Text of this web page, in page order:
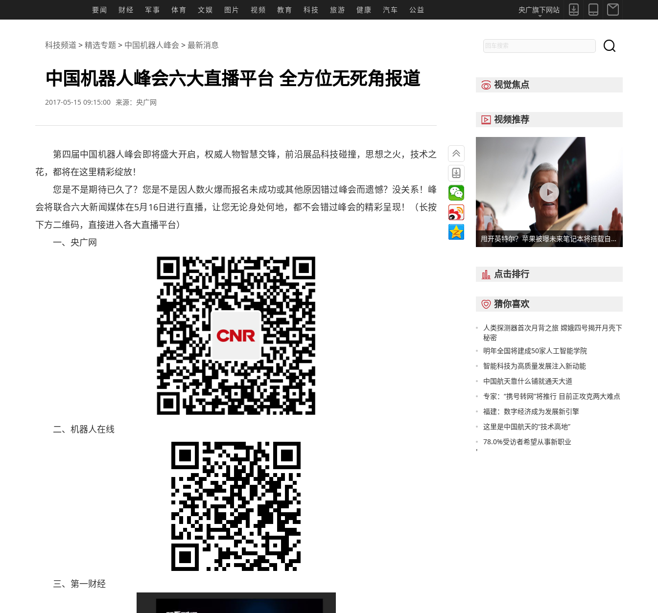
要闻 财经 军事 体育 文娱 图片 视频 教育 科技 旅游 健康 汽车 公益 


央广旗下网站
科技频道>精选专题> 中国机器人峰会 >最新消息
中国机器人峰会六大直播平台 全方位无死角报道
2017-05-15 09:15:00 来源：央广网
第四届中国机器人峰会即将盛大开启，权威人物智慧交锋，前沿展品科技碰撞，思想之火，技术之
花，都将在这里精彩绽放！
您是不是期待已久了？您是不是因人数火爆而报名未成功或其他原因错过峰会而遗憾？没关系！峰
会将联合六大新闻媒体在5月16日进行直播，让您无论身处何地，都不会错过峰会的精彩呈现！（长按
下方二维码，直接进入各大直播平台）
一、央广网
二、机器人在线
三、第一财经



 视觉焦点
 视频推荐
甩开英特尔？苹果被曝未来笔记本将搭载自家芯片
 点击排行
 猜你喜欢
人类探测器首次月背之旅 嫦娥四号揭开月壳下
秘密
明年全国将建成50家人工智能学院
智能科技为高质量发展注入新动能
中国航天靠什么铺就通天大道
专家：“携号转网”将推行 目前正攻克两大难点
福建：数字经济成为发展新引擎
这里是中国航天的“技术高地”
78.0%受访者希望从事新职业
'